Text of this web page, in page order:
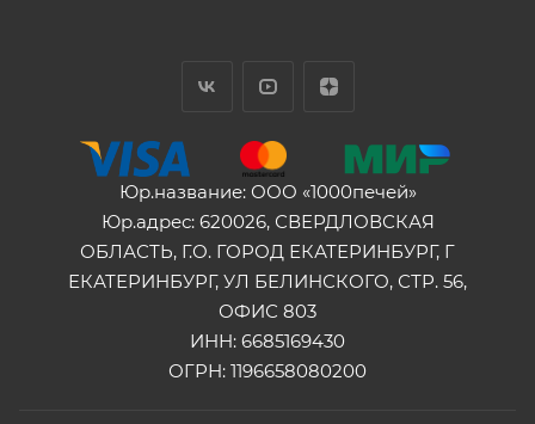
Юр.название: ООО «1000печей»
Юр.адрес: 620026, СВЕРДЛОВСКАЯ
ОБЛАСТЬ, Г.О. ГОРОД ЕКАТЕРИНБУРГ, Г
ЕКАТЕРИНБУРГ, УЛ БЕЛИНСКОГО, СТР. 56,
ОФИС 803
ИНН: 6685169430
ОГРН: 1196658080200